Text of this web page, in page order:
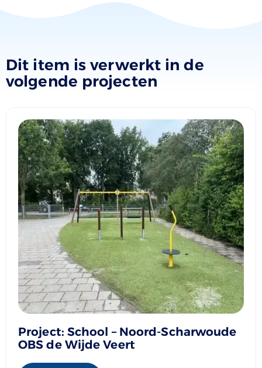
Dit item is verwerkt in de
volgende projecten
Project: School – Noord-Scharwoude
OBS de Wijde Veert